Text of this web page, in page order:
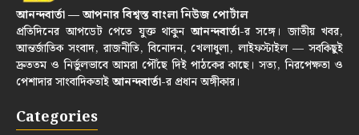
আনন্দবার্তা — আপনার বিশ্বস্ত বাংলা নিউজ পোর্টাল
প্রতিদিনের আপডেট পেতে যুক্ত থাকুনআনন্দবার্তা-র সঙ্গে। জাতীয় খবর,
আন্তর্জাতিক সংবাদ, রাজনীতি, বিনোদন, খেলাধুলা, লাইফস্টাইল — সবকিছুই
দ্রুততম ও নির্ভুলভাবে আমরা পৌঁছে দিই পাঠকের কাছে। সত্য, নিরপেক্ষতা ও
পেশাদার সাংবাদিকতাইআনন্দবার্তা-র প্রধান অঙ্গীকার।
Categories